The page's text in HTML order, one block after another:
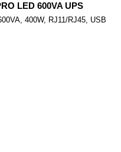
LED 600VA UPS
400W, RJ11/RJ45, USB